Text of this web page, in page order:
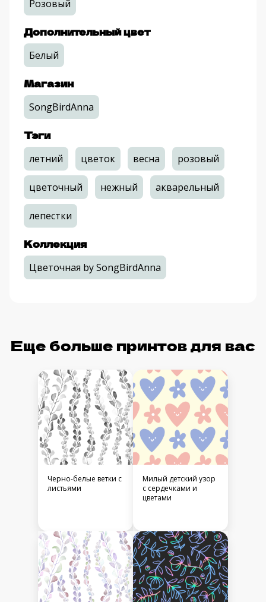
Розовый
Дополнительный цвет
Белый
Магазин
SongBirdAnna
Тэги
летний цветок весна розовый
цветочный нежный акварельный
лепестки
Коллекция
Цветочная by SongBirdAnna
Еще больше принтов для вас
Черно-белые ветки с
листьями
Милый детский узор
с сердечками и
цветами